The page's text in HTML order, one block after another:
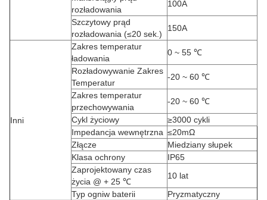
rozładowania
100A
Szczytowy prąd
rozładowania (≤20 sek.)
150A
Inni
Zakres temperatur
ładowania
0 ~ 55 ℃
Rozładowywanie Zakres
Temperatur
-20 ~ 60 ℃
Zakres temperatur
przechowywania
-20 ~ 60 ℃
Cykl życiowy
≥3000 cykli
Impedancja wewnętrzna ≤20mΩ
Złącze
Miedziany słupek
Klasa ochrony
IP65
Zaprojektowany czas
życia @ + 25 ℃
10 lat
Typ ogniw baterii
Pryzmatyczny